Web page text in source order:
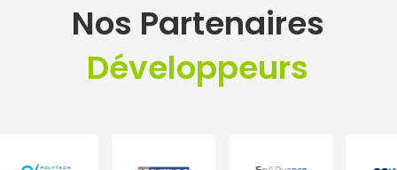
Nos Partenaires
Développeurs